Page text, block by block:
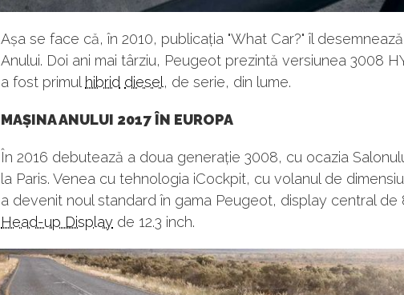
Așa se face că, în 2010, publicația "What Car?" îl
Anului. Doi ani mai târziu, Peugeot prezintă versiunea 3008
a fost primul hibrid diesel , de serie, din lume.
MAȘINA ANULUI 2017 ÎN EUROPA
În 2016 debutează a doua generație 3008, cu ocazia
la Paris. Venea cu tehnologia iCockpit, cu volanul de
a devenit noul standard în gama Peugeot, display central de
Head-up Display de 12.3 inch.